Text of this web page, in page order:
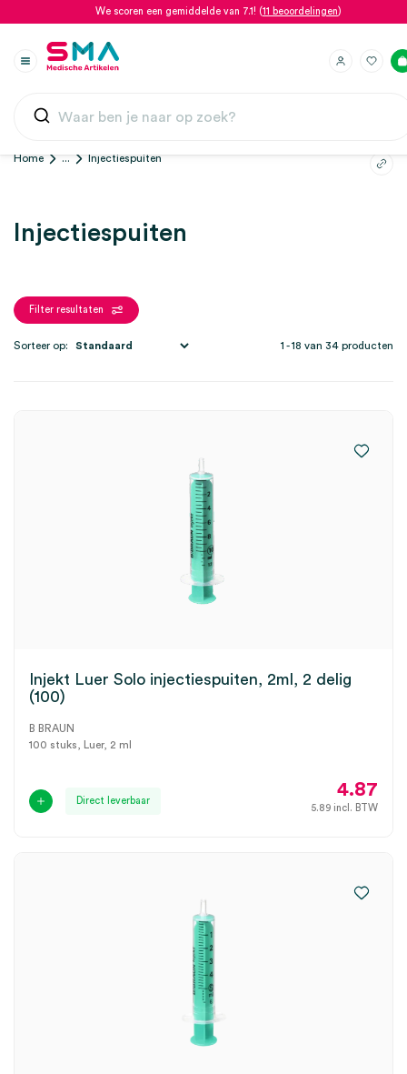
We scoren een gemiddelde van 7.1! (11 beoordelingen)
Home ... Injectiespuiten
Injectiespuiten
Filter resultaten
1 - 18 van 34 producten
Sorteer op:
Injekt Luer Solo injectiespuiten, 2ml, 2 delig
(100)
B BRAUN
100 stuks, Luer, 2 ml
Direct leverbaar
4.87
5.89 incl. BTW